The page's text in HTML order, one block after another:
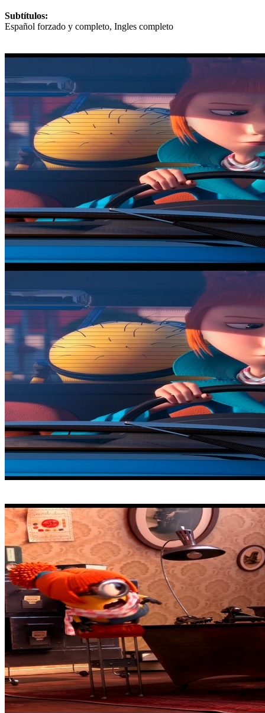
Subtítulos:
Español forzado y completo, Ingles completo